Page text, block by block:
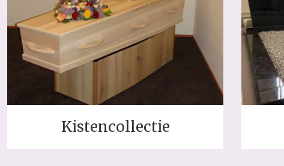
Kistencollectie